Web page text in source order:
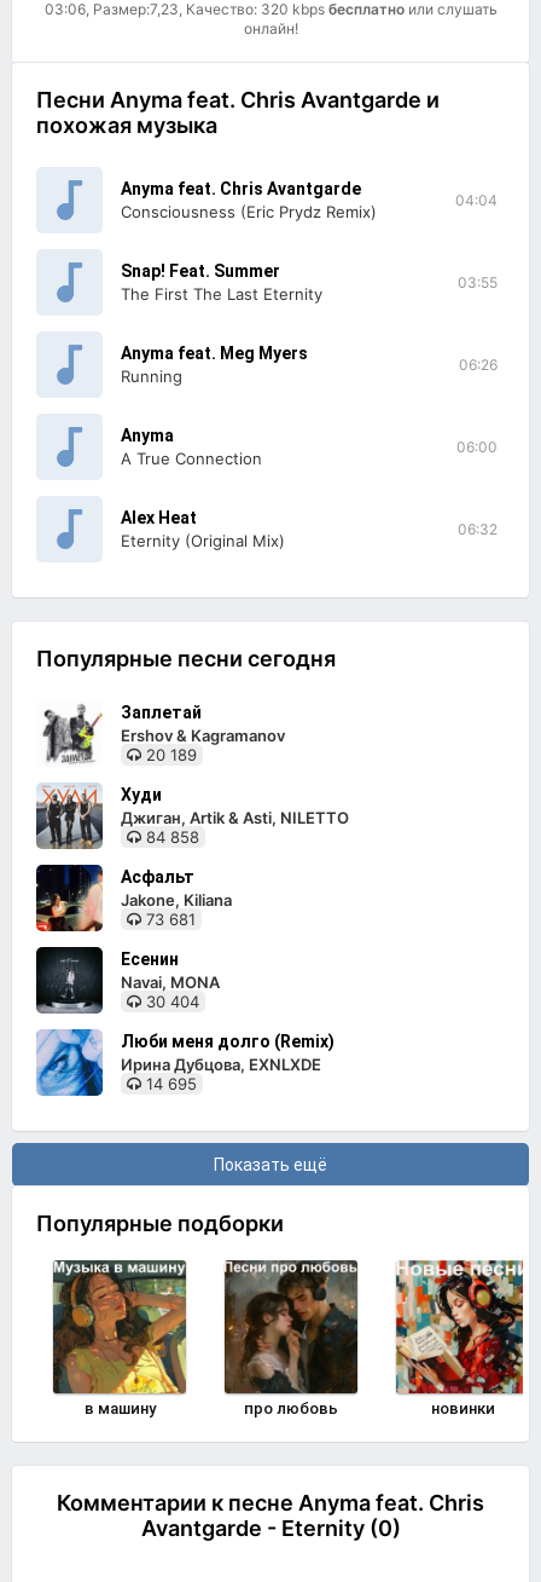
03:06, Размер:7,23, Качество: 320 kbps бесплатноили слушать
онлайн!
Песни Anyma feat. Chris Avantgarde и
похожая музыка
Anyma feat. Chris Avantgarde
Consciousness (Eric Prydz Remix)
04:04
Snap! Feat. Summer
The First The Last Eternity
03:55
Anyma feat. Meg Myers
Running
06:26
Anyma
A True Connection
06:00
Alex Heat
Eternity (Original Mix)
06:32
Популярные песни сегодня
Заплетай
Ershov & Kagramanov
20 189
Худи
Джиган, Artik & Asti, NILETTO
84 858
Асфальт
Jakone, Kiliana
73 681
Есенин
Navai, MONA
30 404
Люби меня долго (Remix)
Ирина Дубцова, EXNLXDE
14 695
Показать ещё
Популярные подборки
в машину про любовь новинки
Комментарии к песне Anyma feat. Chris
Avantgarde - Eternity (0)